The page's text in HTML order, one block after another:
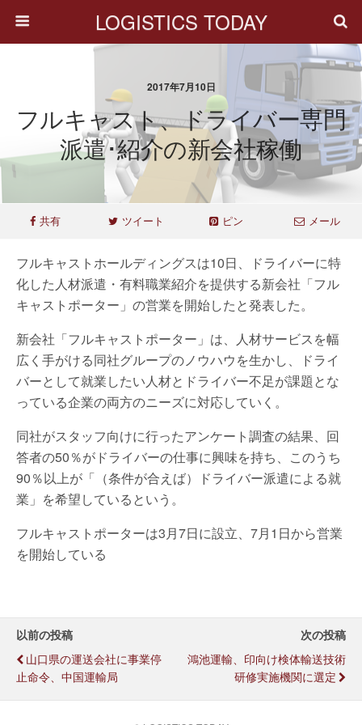
LOGISTICS TODAY
2017年7月10日
フルキャスト、ドライバー専門
派遣･紹介の新会社稼働
共有 ツイート ピン メール
フルキャストホールディングスは10日、ドライバーに特
化した人材派遣・有料職業紹介を提供する新会社「フル
キャストポーター」の営業を開始したと発表した。
新会社「フルキャストポーター」は、人材サービスを幅
広く手がける同社グループのノウハウを生かし、ドライ
バーとして就業したい人材とドライバー不足が課題とな
っている企業の両方のニーズに対応していく。
同社がスタッフ向けに行ったアンケート調査の結果、回
答者の50％がドライバーの仕事に興味を持ち、このうち
90％以上が「（条件が合えば）ドライバー派遣による就
業」を希望しているという。
フルキャストポーターは3月7日に設立、7月1日から営業
を開始している
以前の投稿
山口県の運送会社に事業停
止命令、中国運輸局
次の投稿
鴻池運輸、印向け検体輸送技術
研修実施機関に選定